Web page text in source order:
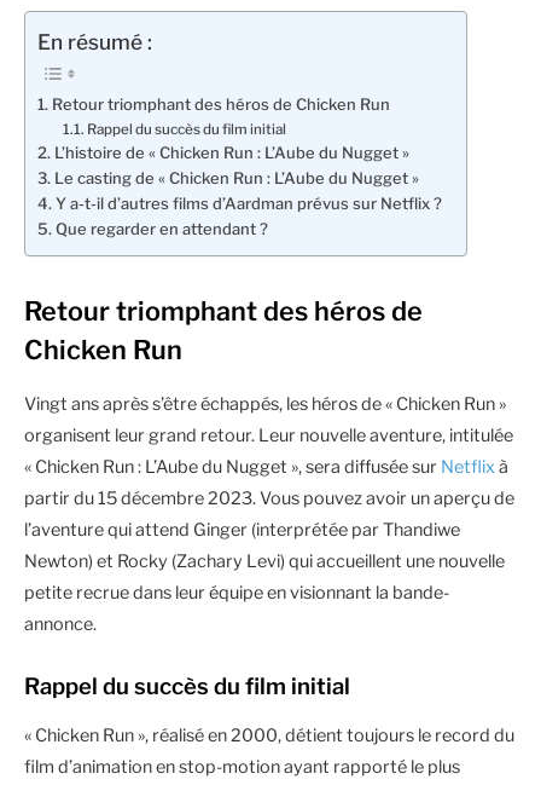
En résumé :
Retour triomphant des héros de Chicken Run
Rappel du succès du film initial
L’histoire de « Chicken Run : L’Aube du Nugget »
Le casting de « Chicken Run : L’Aube du Nugget »
Y a-t-il d’autres films d’Aardman prévus sur Netflix ?
Que regarder en attendant ?
Retour triomphant des héros de
Chicken Run
Vingt ans après s’être échappés, les héros de « Chicken Run »
organisent leur grand retour. Leur nouvelle aventure, intitulée
« Chicken Run : L’Aube du Nugget », sera diffusée sur Netflixà
partir du 15 décembre 2023. Vous pouvez avoir un aperçu de
l’aventure qui attend Ginger (interprétée par Thandiwe
Newton) et Rocky (Zachary Levi) qui accueillent une nouvelle
petite recrue dans leur équipe en visionnant la bande-
annonce.
Rappel du succès du film initial
« Chicken Run », réalisé en 2000, détient toujours le record du
film d’animation en stop-motion ayant rapporté le plus